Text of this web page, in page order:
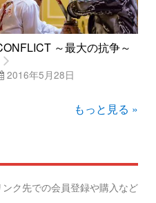
～最大の抗争～
2016年5月28日
もっと見る »
ク先での会員登録や購入など